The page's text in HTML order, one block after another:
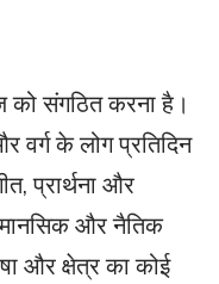
को संगठित करना है।
वर्ग के लोग प्रतिदिन
प्रार्थना और
मानसिक और नैतिक
और क्षेत्र का कोई